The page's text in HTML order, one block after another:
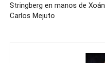
Stringberg en manos de Xoán
Carlos Mejuto